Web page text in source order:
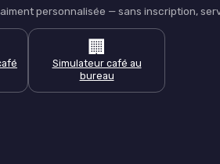
personnalisée — sans inscription,
🏢
Simulateur café au
bureau